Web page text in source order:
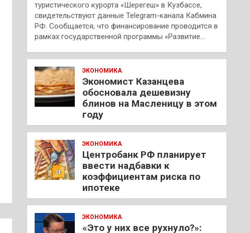
туристического курорта «Шерегеш» в Кузбассе,
свидетельствуют данные Telegram-канала Кабмина
РФ. Сообщается, что финансирование проводится в
рамках государственной программы «Развитие…
ЭКОНОМИКА
Экономист Казанцева
обосновала дешевизну
блинов на Масленицу в этом
году
ЭКОНОМИКА
Центробанк РФ планирует
ввести надбавки к
коэффициентам риска по
ипотеке
ЭКОНОМИКА
«Это у них все рухнуло?»: